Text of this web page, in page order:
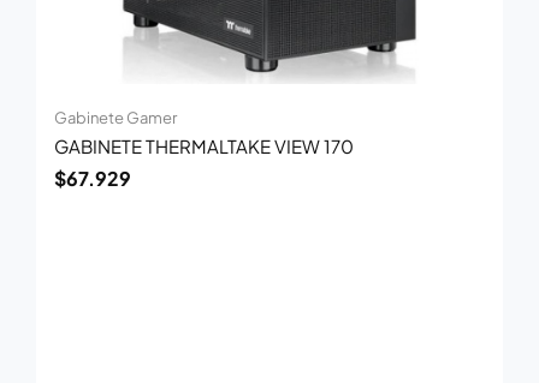
Gabinete Gamer
GABINETE THERMALTAKE VIEW 170
$67.929